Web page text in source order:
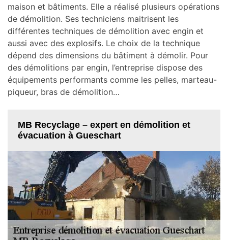
maison et bâtiments. Elle a réalisé plusieurs opérations
de démolition. Ses techniciens maitrisent les
différentes techniques de démolition avec engin et
aussi avec des explosifs. Le choix de la technique
dépend des dimensions du bâtiment à démolir. Pour
des démolitions par engin, l’entreprise dispose des
équipements performants comme les pelles, marteau-
piqueur, bras de démolition…
MB Recyclage – expert en démolition et
évacuation à Gueschart